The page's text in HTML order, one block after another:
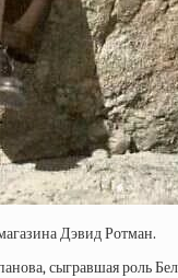
Дэвид Ротман.
сыгравшая роль